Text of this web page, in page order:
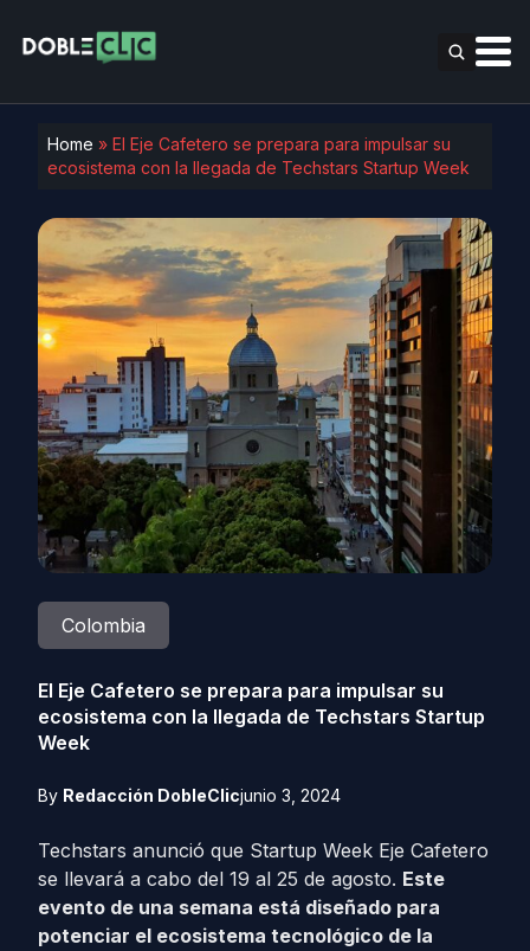
Home » El Eje Cafetero se prepara para impulsar su
ecosistema con la llegada de Techstars Startup Week
Colombia
El Eje Cafetero se prepara para impulsar su
ecosistema con la llegada de Techstars Startup
Week
By Redacción DobleClicjunio 3, 2024
Techstars anunció que Startup Week Eje Cafetero
se llevará a cabo del 19 al 25 de agosto. Este
evento de una semana está diseñado para
potenciar el ecosistema tecnológico de la